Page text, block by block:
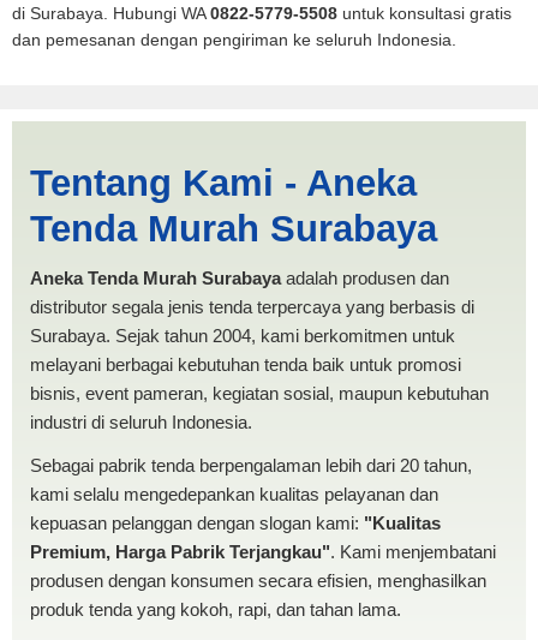
di Surabaya. Hubungi WA0822-5779-5508 untuk konsultasi gratis
dan pemesanan dengan pengiriman ke seluruh Indonesia.
ANEKA TENDA MURAH
Tentang Kami - Aneka
Tenda Murah Surabaya
Aneka Tenda Murah Surabayaadalah produsen dan
distributor segala jenis tenda terpercaya yang berbasis di
Surabaya. Sejak tahun 2004, kami berkomitmen untuk
melayani berbagai kebutuhan tenda baik untuk promosi
bisnis, event pameran, kegiatan sosial, maupun kebutuhan
industri di seluruh Indonesia.
Sebagai pabrik tenda berpengalaman lebih dari 20 tahun,
kami selalu mengedepankan kualitas pelayanan dan
kepuasan pelanggan dengan slogan kami: "Kualitas
Premium, Harga Pabrik Terjangkau". Kami menjembatani
produsen dengan konsumen secara efisien, menghasilkan
produk tenda yang kokoh, rapi, dan tahan lama.